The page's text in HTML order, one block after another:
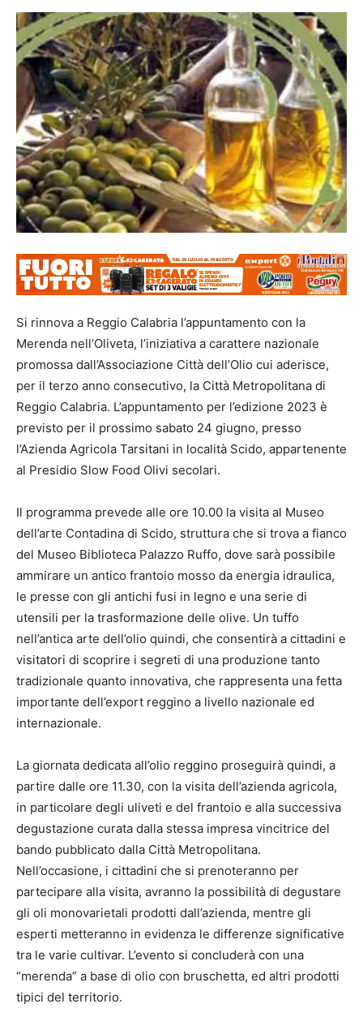
Si rinnova a Reggio Calabria l’appuntamento con la
Merenda nell’Oliveta, l’iniziativa a carattere nazionale
promossa dall’Associazione Città dell’Olio cui aderisce,
per il terzo anno consecutivo, la Città Metropolitana di
Reggio Calabria. L’appuntamento per l’edizione 2023 è
previsto per il prossimo sabato 24 giugno, presso
l’Azienda Agricola Tarsitani in località Scido, appartenente
al Presidio Slow Food Olivi secolari.
Il programma prevede alle ore 10.00 la visita al Museo
dell’arte Contadina di Scido, struttura che si trova a fianco
del Museo Biblioteca Palazzo Ruffo, dove sarà possibile
ammirare un antico frantoio mosso da energia idraulica,
le presse con gli antichi fusi in legno e una serie di
utensili per la trasformazione delle olive. Un tuffo
nell’antica arte dell’olio quindi, che consentirà a cittadini e
visitatori di scoprire i segreti di una produzione tanto
tradizionale quanto innovativa, che rappresenta una fetta
importante dell’export reggino a livello nazionale ed
internazionale.
La giornata dedicata all’olio reggino proseguirà quindi, a
partire dalle ore 11.30, con la visita dell’azienda agricola,
in particolare degli uliveti e del frantoio e alla successiva
degustazione curata dalla stessa impresa vincitrice del
bando pubblicato dalla Città Metropolitana.
Nell’occasione, i cittadini che si prenoteranno per
partecipare alla visita, avranno la possibilità di degustare
gli oli monovarietali prodotti dall’azienda, mentre gli
esperti metteranno in evidenza le differenze significative
tra le varie cultivar. L’evento si concluderà con una
“merenda” a base di olio con bruschetta, ed altri prodotti
tipici del territorio.